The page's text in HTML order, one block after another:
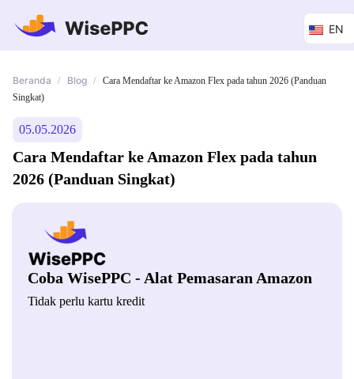
EN
Beranda / Blog /
Cara Mendaftar ke Amazon Flex pada tahun 2026 (Panduan
Singkat)
05.05.2026
Cara Mendaftar ke Amazon Flex pada tahun
2026 (Panduan Singkat)
Coba WisePPC - Alat Pemasaran Amazon
Tidak perlu kartu kredit